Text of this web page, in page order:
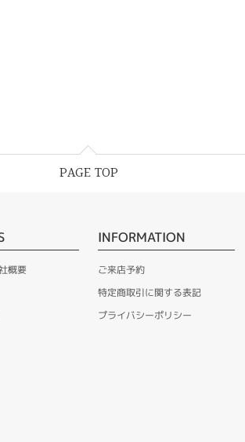
PAGE TOP
概要
INFORMATION
ご来店予約
特定商取引に関する表記
プライバシーポリシー